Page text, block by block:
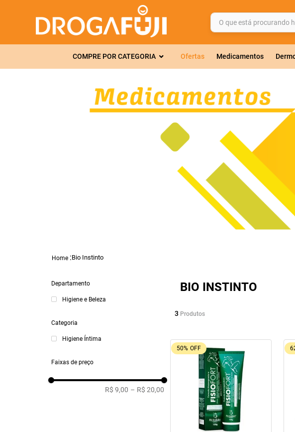
O que está procurando
COMPRE POR CATEGORIA Ofertas Medicamentos
Bio Instinto
Departamento
Higiene e Beleza
Categoria
Higiene Íntima
Faixas de preço
R$ 9,00 – R$ 20,00
BIO INSTINTO
3 Produtos
50% OFF
TERMOS MAIS BUSCADOS
3º
mounjaro
4º
rosuvastatina 20mg
protetor solar
6º
dipirona
sveda
tadalafila
soro fisiológico